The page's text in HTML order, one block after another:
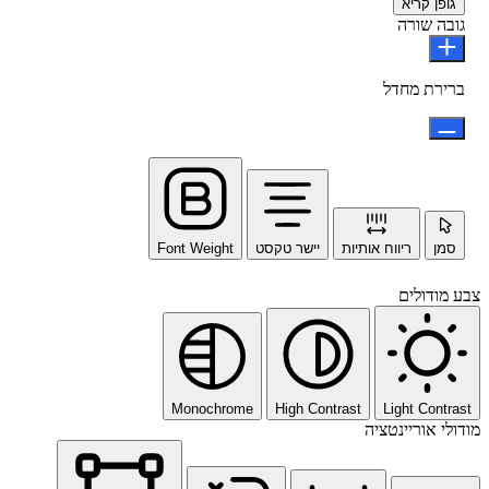
גופן קריא
גובה שורה
ברירת מחדל
סמן ריווח אותיות יישר טקסט Font Weight
צבע מודולים
Light Contrast
High Contrast
Monochrome
מודולי אוריינטציה